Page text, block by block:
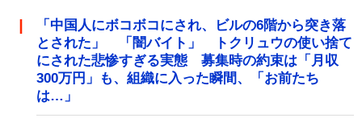
「中国人にボコボコにされ、ビルの6階から突き落
とされた」 「闇バイト」 トクリュウの使い捨て
にされた悲惨すぎる実態 募集時の約束は「月収
300万円」も、組織に入った瞬間、「お前たち
は…」